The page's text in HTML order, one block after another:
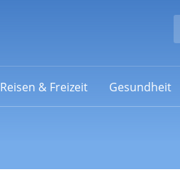
Reisen & Freizeit Gesundheit